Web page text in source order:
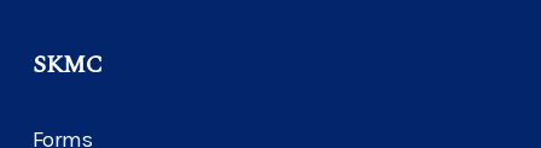
SKMC
Forms